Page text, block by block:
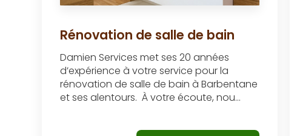
Rénovation de salle de bain
Damien Services met ses 20 années
d’expérience à votre service pour la
rénovation de salle de bain à Barbentane
et ses alentours. À votre écoute, nou...